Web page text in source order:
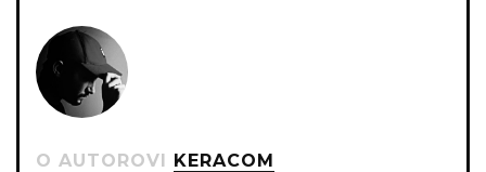
O AUTOROVI KERACOM